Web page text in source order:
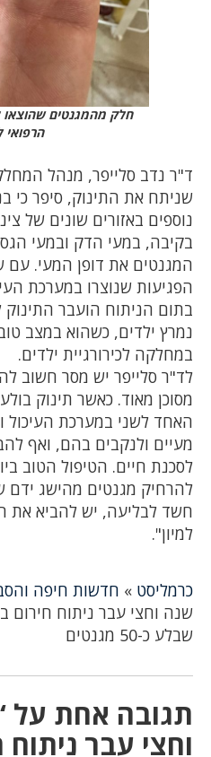
חלק מהמגנטים שהוצאו
הרפואי
ד"ר נדב סלייפר, מנהל
נוספים באזורים שונים של
בקיבה, במעי הדק ובמעי
המגנטים את דופן המעי. עם
הפגיעות שנוצרו במערכת
בתום הניתוח הועבר התינוק
נמרץ ילדים, כשהוא במצב
במחלקה לכירורגיית ילדים.
לד"ר סלייפר יש מסר חשוב
מסוכן מאוד. כאשר תינוק
האחד לשני במערכת העיכול
מעיים ולנקבים בהם, ואף
לסכנת חיים. הטיפול הטוב
להרחיק מגנטים מהישג ידם
חשד לבליעה, יש להביא את
למיון".
כרמליסט » חדשות חיפה
שנה וחצי עבר ניתוח חירום
שבלע כ-50 מגנטים
תגובה אחת על
וחצי עבר